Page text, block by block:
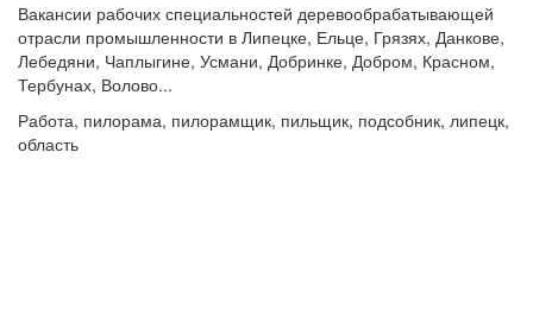
Вакансии рабочих специальностей деревообрабатывающей
отрасли промышленности в Липецке, Ельце, Грязях, Данкове,
Лебедяни, Чаплыгине, Усмани, Добринке, Добром, Красном,
Тербунах, Волово...
Работа, пилорама, пилорамщик, пильщик, подсобник, липецк,
область